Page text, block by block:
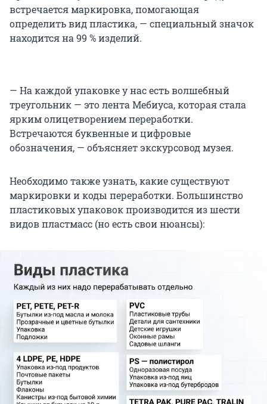
встречается маркировка, помогающая
определить вид пластика, — специальный значок
находится на 99 % изделий.
— На каждой упаковке у нас есть волшебный
треугольник — это лента Мебиуса, которая стала
ярким олицетворением переработки.
Встречаются буквенные и цифровые
обозначения, — объясняет экскурсовод музея.
Необходимо также узнать, какие существуют
маркировки и коды переработки. Большинство
пластиковых упаковок производится из шести
видов пластмасс (но есть свои нюансы):